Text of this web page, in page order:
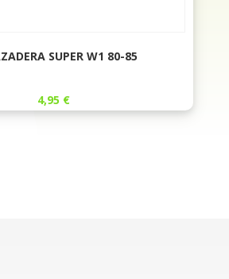
SUPER W1 80-85
4,95 €